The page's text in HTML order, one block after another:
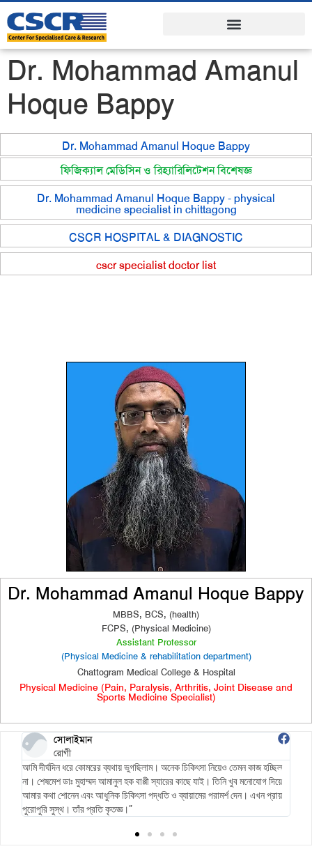
Dr. Mohammad Amanul
Hoque Bappy
Dr. Mohammad Amanul Hoque Bappy
ফিজিক্যাল মেডিসিন ও রিহ্যারিলিটেশন বিশেষজ্ঞ
Dr. Mohammad Amanul Hoque Bappy - physical
medicine specialist in chittagong
CSCR HOSPITAL & DIAGNOSTIC
cscr specialist doctor list
Dr. Mohammad Amanul Hoque Bappy
MBBS, BCS, (health)
FCPS, (Physical Medicine)
Assistant Professor
(Physical Medicine & rehabilitation department)
Chattogram Medical College & Hospital
Physical Medicine (Pain, Paralysis, Arthritis, Joint Disease and
Sports Medicine Specialist)
সোলাইমান
রোগী
আমি দীর্ঘদিন ধরে কোমরের ব্যথায় ভুগছিলাম। অনেক চিকিৎসা নিয়েও তেমন কাজ হচ্ছিল
না। শেষমেশ ডাঃ মুহাম্মদ আমানুল হক বাপ্পী স্যারের কাছে যাই। তিনি খুব মনোযোগ দিয়ে
আমার কথা শোনেন এবং আধুনিক চিকিৎসা পদ্ধতি ও ব্যায়ামের পরামর্শ দেন। এখন প্রায়
পুরোপুরি সুস্থ। তাঁর প্রতি কৃতজ্ঞ।”